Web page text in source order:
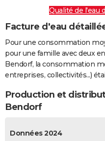
Qualité de l'eau
Facture d'eau
Pour une consommation
pour une famille avec deux
Bendorf, la consommation
entreprises, collectivités...)
Production et
Bendorf
Données 2024